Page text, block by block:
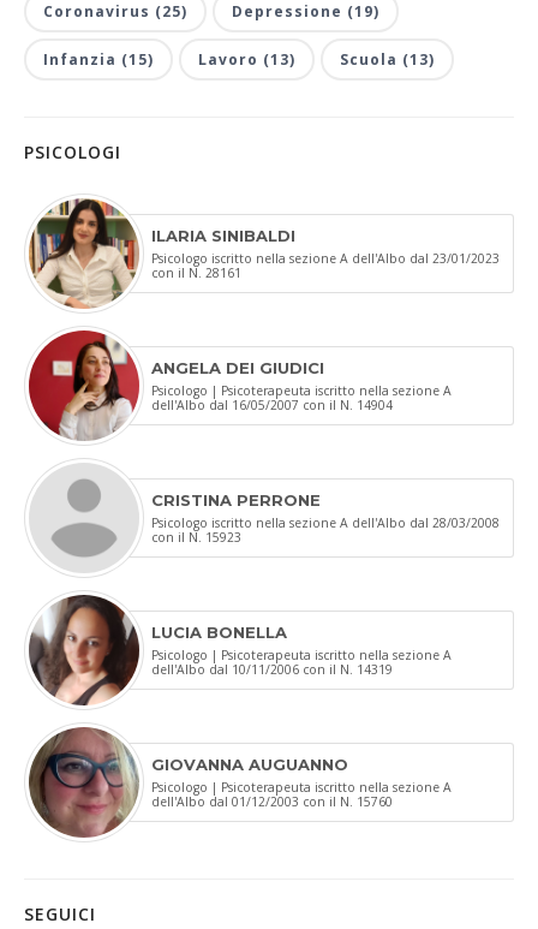
Coronavirus (25) Depressione (19)
Infanzia (15) Lavoro (13) Scuola (13)
PSICOLOGI
ILARIA SINIBALDI
Psicologo iscritto nella sezione A dell'Albo dal 23/01/2023
con il N. 28161
ANGELA DEI GIUDICI
Psicologo | Psicoterapeuta iscritto nella sezione A
dell'Albo dal 16/05/2007 con il N. 14904
CRISTINA PERRONE
Psicologo iscritto nella sezione A dell'Albo dal 28/03/2008
con il N. 15923
LUCIA BONELLA
Psicologo | Psicoterapeuta iscritto nella sezione A
dell'Albo dal 10/11/2006 con il N. 14319
GIOVANNA AUGUANNO
Psicologo | Psicoterapeuta iscritto nella sezione A
dell'Albo dal 01/12/2003 con il N. 15760
SEGUICI